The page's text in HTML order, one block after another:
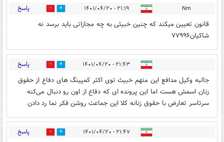
Nm ۲۱:۱۹ - ۱۴۰۱/۰۴/۲۰ 4 پاسخ
قانون تعیین میکند که چنین خبیثی به چه مجازاتی باید برسد نه
شاکیان۷۷۹۹۶
۲۱:۴۳ - ۱۴۰۱/۰۴/۲۰ 6 پاسخ
جالبه وکیل مدافع این متهم خبیث توی اکثر کمپینگ های دفاع از حقوق
زنان اسمش هست اما این پرونده ای که دفاع از اون رو دنبال می‌کنه
سرتاسر تعارض با حقوق زنانه کلا این جماعت روشن فکر نما رد دادن
۲۱:۴۷ - ۱۴۰۱/۰۴/۲۰ 7 پاسخ